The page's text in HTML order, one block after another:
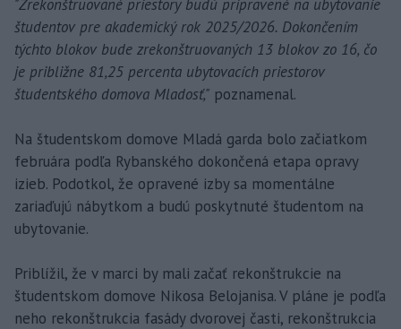
"Zrekonštruované priestory budú pripravené na ubytovanie
študentov pre akademický rok 2025/2026. Dokončením
týchto blokov bude zrekonštruovaných 13 blokov zo 16, čo
je približne 81,25 percenta ubytovacích priestorov
študentského domova Mladosť," poznamenal.
Na študentskom domove Mladá garda bolo začiatkom
februára podľa Rybanského dokončená etapa opravy
izieb. Podotkol, že opravené izby sa momentálne
zariaďujú nábytkom a budú poskytnuté študentom na
ubytovanie.
Priblížil, že v marci by mali začať rekonštrukcie na
študentskom domove Nikosa Belojanisa. V pláne je podľa
neho rekonštrukcia fasády dvorovej časti, rekonštrukcia